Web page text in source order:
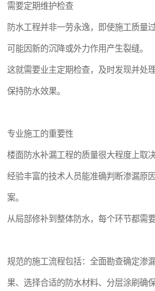
需要定期维护检查
防水工程并非一劳永逸，即使施工质量
可能因新的沉降或外力作用产生裂缝。
这就需要业主定期检查，及时发现并处
保持防水效果。
专业施工的重要性
楼面防水补漏工程的质量很大程度上取
经验丰富的技术人员能准确判断渗漏原
案。
从局部修补到整体防水，每个环节都需要
规范的施工流程包括：全面勘查确定渗
果、选择合适的防水材料、分层涂刷确